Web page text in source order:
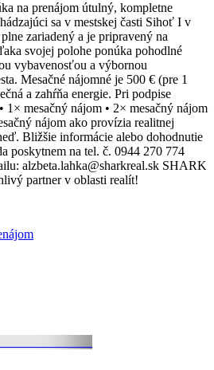
na prenájom útulný, kompletne
sa v mestskej časti Sihoť I v
zariadený a je pripravený na
svojej polohe ponúka pohodlné
vybavenosťou a výbornou
Mesačné nájomné je 500 € (pre 1
a zahŕňa energie. Pri podpise
1× mesačný nájom • 2× mesačný nájom
nájom ako provízia realitnej
Bližšie informácie alebo dohodnutie
poskytnem na tel. č. 0944 270 774
alzbeta.lahka@sharkreal.sk SHARK
partner v oblasti realít!